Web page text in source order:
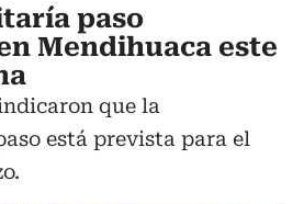
paso
Mendihuaca este
que la
está prevista para el